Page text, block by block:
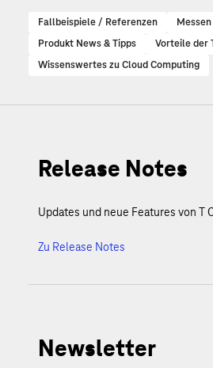
Fallbeispiele / Referenzen
Produkt News & Tipps
Vorteile der
Wissenswertes zu Cloud Computing
Release Notes
Updates und neue Features von T
Zu Release Notes
Newsletter